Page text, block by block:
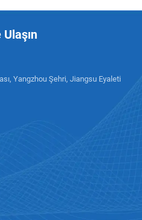
Yangzhou Şehri, Jiangsu Eyaleti